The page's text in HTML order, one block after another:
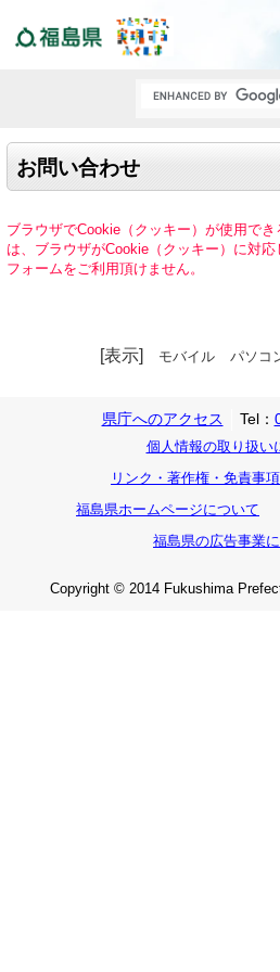
お問い合わせ
ブラウザでCookie（クッキー）が使用で
は、ブラウザがCookie（クッキー）に対
フォームをご利用頂けません。
[表示] モバイル パソコ
県庁へのアクセス Tel：
個人情報の取り扱い
リンク・著作権・免責事
福島県ホームページについて
福島県の広告事業
Copyright © 2014 Fukushima